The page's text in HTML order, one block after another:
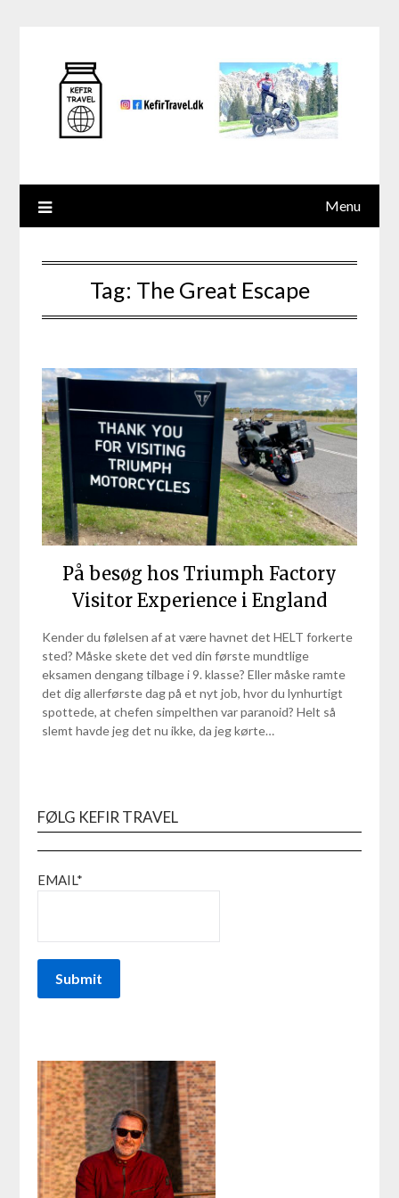
Menu
Tag: The Great Escape
På besøg hos Triumph Factory
Visitor Experience i England
Kender du følelsen af at være havnet det HELT forkerte
sted? Måske skete det ved din første mundtlige
eksamen dengang tilbage i 9. klasse? Eller måske ramte
det dig allerførste dag på et nyt job, hvor du lynhurtigt
spottede, at chefen simpelthen var paranoid? Helt så
slemt havde jeg det nu ikke, da jeg kørte…
FØLG KEFIR TRAVEL
EMAIL*